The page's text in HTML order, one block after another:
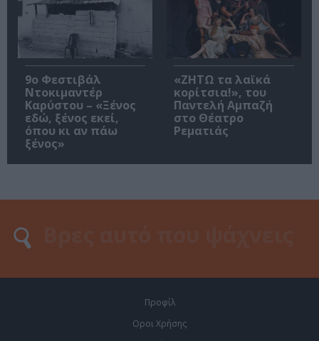
9ο Φεστιβάλ
Ντοκιμαντέρ
Καρύστου – «Ξένος
εδώ, ξένος εκεί,
όπου κι αν πάω
ξένος»
«ΖΗΤΩ τα λαϊκά
κορίτσια!», του
Παντελή Αμπαζή
στο Θέατρο
Ρεματιάς
Προφίλ
Οροι Χρήσης